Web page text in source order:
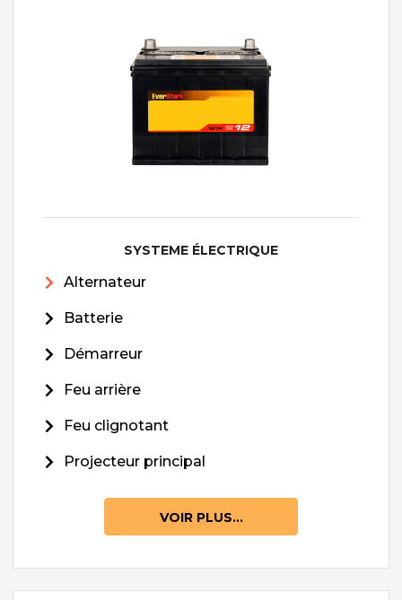
SYSTEME ÉLECTRIQUE
Alternateur
Batterie
Démarreur
Feu arrière
Feu clignotant
Projecteur principal
VOIR PLUS...